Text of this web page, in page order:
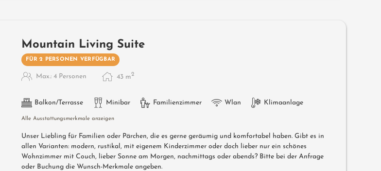
Mountain Living Suite
FÜR 2 PERSONEN VERFÜGBAR
Max.: 4 Personen 43 m2
Balkon/Terrasse Minibar Familienzimmer Wlan Klimaanlage
Alle Ausstattungsmerkmale anzeigen
Unser Liebling für Familien oder Pärchen, die es gerne geräumig und komfortabel haben. Gibt es in
allen Varianten: modern, rustikal, mit eigenem Kinderzimmer oder doch lieber nur ein schönes
Wohnzimmer mit Couch, lieber Sonne am Morgen, nachmittags oder abends? Bitte bei der Anfrage
oder Buchung die Wunsch-Merkmale angeben.